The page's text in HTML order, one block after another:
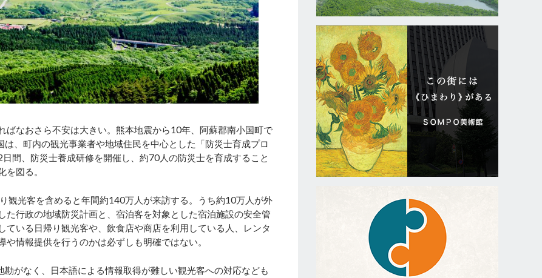
なおさら不安は大きい。熊本地震から10年、阿蘇郡南小国町で
、町内の観光事業者や地域住民を中心とした「防災士育成プロ
間、防災士養成研修を開催し、約70人の防災士を育成すること
図る。
観光客を含めると年間約140万人が来訪する。うち約10万人が外
行政の地域防災計画と、宿泊客を対象とした宿泊施設の安全管
いる日帰り観光客や、飲食店や商店を利用している人、レンタ
情報提供を行うのかは必ずしも明確ではない。
がなく、日本語による情報取得が難しい観光客への対応なども